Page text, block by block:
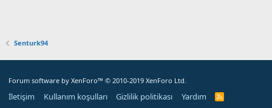
Senturk94
Forum software by XenForo™ © 2010-2019 XenForo Ltd.
İletişim Kullanım koşulları Gizlilik politikası Yardım
R